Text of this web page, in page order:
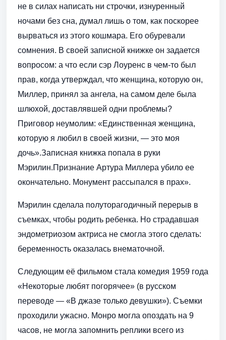
не в силах написать ни строчки, изнуренный
ночами без сна, думал лишь о том, как поскорее
вырваться из этого кошмара. Его обуревали
сомнения. В своей записной книжке он задается
вопросом: а что если сэр Лоуренс в чем-то был
прав, когда утверждал, что женщина, которую он,
Миллер, принял за ангела, на самом деле была
шлюхой, доставлявшей одни проблемы?
Приговор неумолим: «Единственная женщина,
которую я любил в своей жизни, — это моя
дочь».Записная книжка попала в руки
Мэрилин.Признание Артура Миллера убило ее
окончательно. Монумент рассыпался в прах».
Мэрилин сделала полуторагодичный перерыв в
съемках, чтобы родить ребенка. Но страдавшая
эндометриозом актриса не смогла этого сделать:
беременность оказалась внематочной.
Следующим её фильмом стала комедия 1959 года
«Некоторые любят погорячее» (в русском
переводе — «В джазе только девушки»). Съемки
проходили ужасно. Монро могла опоздать на 9
часов, не могла запомнить реплики всего из